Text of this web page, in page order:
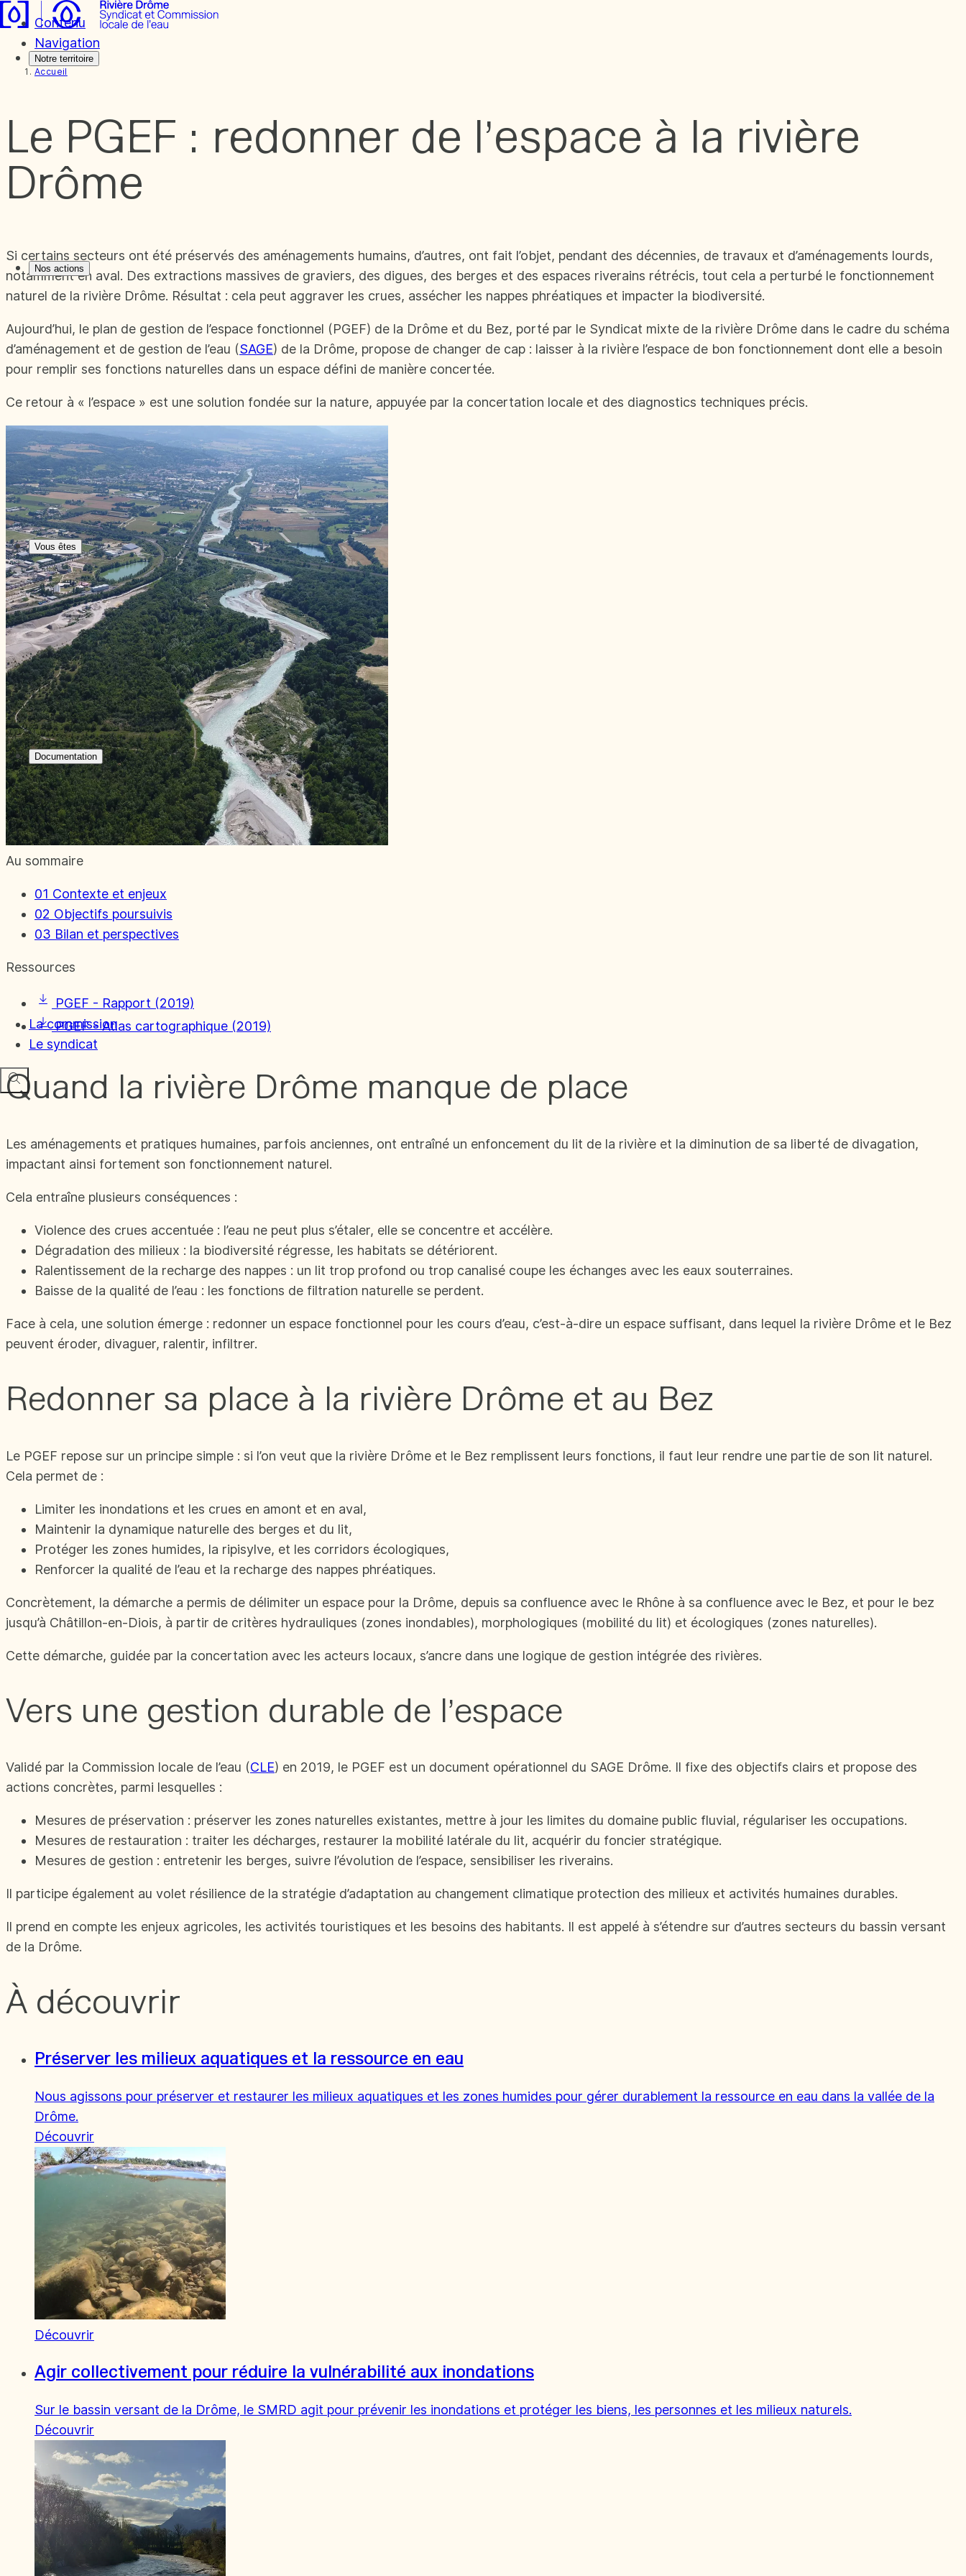
Contenu
Navigation
Notre territoire
Nos actions
Vous êtes
Documentation
La commission
Le syndicat
Accueil
Le PGEF : redonner de l’espace à la rivière
Drôme
Si certains secteurs ont été préservés des aménagements humains, d’autres, ont fait l’objet, pendant des décennies, de travaux et d’aménagements lourds,
notamment en aval. Des extractions massives de graviers, des digues, des berges et des espaces riverains rétrécis, tout cela a perturbé le fonctionnement
naturel de la rivière Drôme. Résultat : cela peut aggraver les crues, assécher les nappes phréatiques et impacter la biodiversité.
Aujourd’hui, le plan de gestion de l’espace fonctionnel (PGEF) de la Drôme et du Bez, porté par le Syndicat mixte de la rivière Drôme dans le cadre du schéma
d’aménagement et de gestion de l’eau (SAGE) de la Drôme, propose de changer de cap : laisser à la rivière l’espace de bon fonctionnement dont elle a besoin
pour remplir ses fonctions naturelles dans un espace défini de manière concertée.
Ce retour à « l’espace » est une solution fondée sur la nature, appuyée par la concertation locale et des diagnostics techniques précis.
Au sommaire
01 Contexte et enjeux
02 Objectifs poursuivis
03 Bilan et perspectives
Ressources
PGEF - Rapport (2019)
PGEF - Atlas cartographique (2019)
Quand la rivière Drôme manque de place
Les aménagements et pratiques humaines, parfois anciennes, ont entraîné un enfoncement du lit de la rivière et la diminution de sa liberté de divagation,
impactant ainsi fortement son fonctionnement naturel.
Cela entraîne plusieurs conséquences :
Violence des crues accentuée : l’eau ne peut plus s’étaler, elle se concentre et accélère.
Dégradation des milieux : la biodiversité régresse, les habitats se détériorent.
Ralentissement de la recharge des nappes : un lit trop profond ou trop canalisé coupe les échanges avec les eaux souterraines.
Baisse de la qualité de l’eau : les fonctions de filtration naturelle se perdent.
Face à cela, une solution émerge : redonner un espace fonctionnel pour les cours d’eau, c’est-à-dire un espace suffisant, dans lequel la rivière Drôme et le Bez
peuvent éroder, divaguer, ralentir, infiltrer.
Redonner sa place à la rivière Drôme et au Bez
Le PGEF repose sur un principe simple : si l’on veut que la rivière Drôme et le Bez remplissent leurs fonctions, il faut leur rendre une partie de son lit naturel.
Cela permet de :
Limiter les inondations et les crues en amont et en aval,
Maintenir la dynamique naturelle des berges et du lit,
Protéger les zones humides, la ripisylve, et les corridors écologiques,
Renforcer la qualité de l’eau et la recharge des nappes phréatiques.
Concrètement, la démarche a permis de délimiter un espace pour la Drôme, depuis sa confluence avec le Rhône à sa confluence avec le Bez, et pour le bez
jusqu’à Châtillon-en-Diois, à partir de critères hydrauliques (zones inondables), morphologiques (mobilité du lit) et écologiques (zones naturelles).
Cette démarche, guidée par la concertation avec les acteurs locaux, s’ancre dans une logique de gestion intégrée des rivières.
Vers une gestion durable de l’espace
Validé par la Commission locale de l’eau (CLE) en 2019, le PGEF est un document opérationnel du SAGE Drôme. Il fixe des objectifs clairs et propose des
actions concrètes, parmi lesquelles :
Mesures de préservation : préserver les zones naturelles existantes, mettre à jour les limites du domaine public fluvial, régulariser les occupations.
Mesures de restauration : traiter les décharges, restaurer la mobilité latérale du lit, acquérir du foncier stratégique.
Mesures de gestion : entretenir les berges, suivre l’évolution de l’espace, sensibiliser les riverains.
Il participe également au volet résilience de la stratégie d’adaptation au changement climatique protection des milieux et activités humaines durables.
Il prend en compte les enjeux agricoles, les activités touristiques et les besoins des habitants. Il est appelé à s’étendre sur d’autres secteurs du bassin versant
de la Drôme.
À découvrir
Préserver les milieux aquatiques et la ressource en eau
Nous agissons pour préserver et restaurer les milieux aquatiques et les zones humides pour gérer durablement la ressource en eau dans la vallée de la
Drôme.
Découvrir
Découvrir
Agir collectivement pour réduire la vulnérabilité aux inondations
Sur le bassin versant de la Drôme, le SMRD agit pour prévenir les inondations et protéger les biens, les personnes et les milieux naturels.
Découvrir